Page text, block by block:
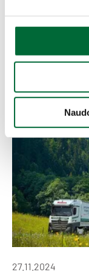
s
10.06.2025
SKAITYKITE
27.11.2024